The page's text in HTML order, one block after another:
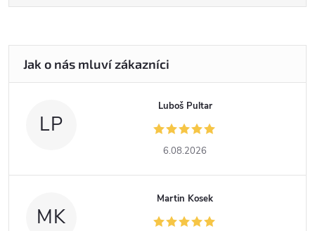
LP
Luboš Pultar
6.08.2026
MK
Martin Kosek